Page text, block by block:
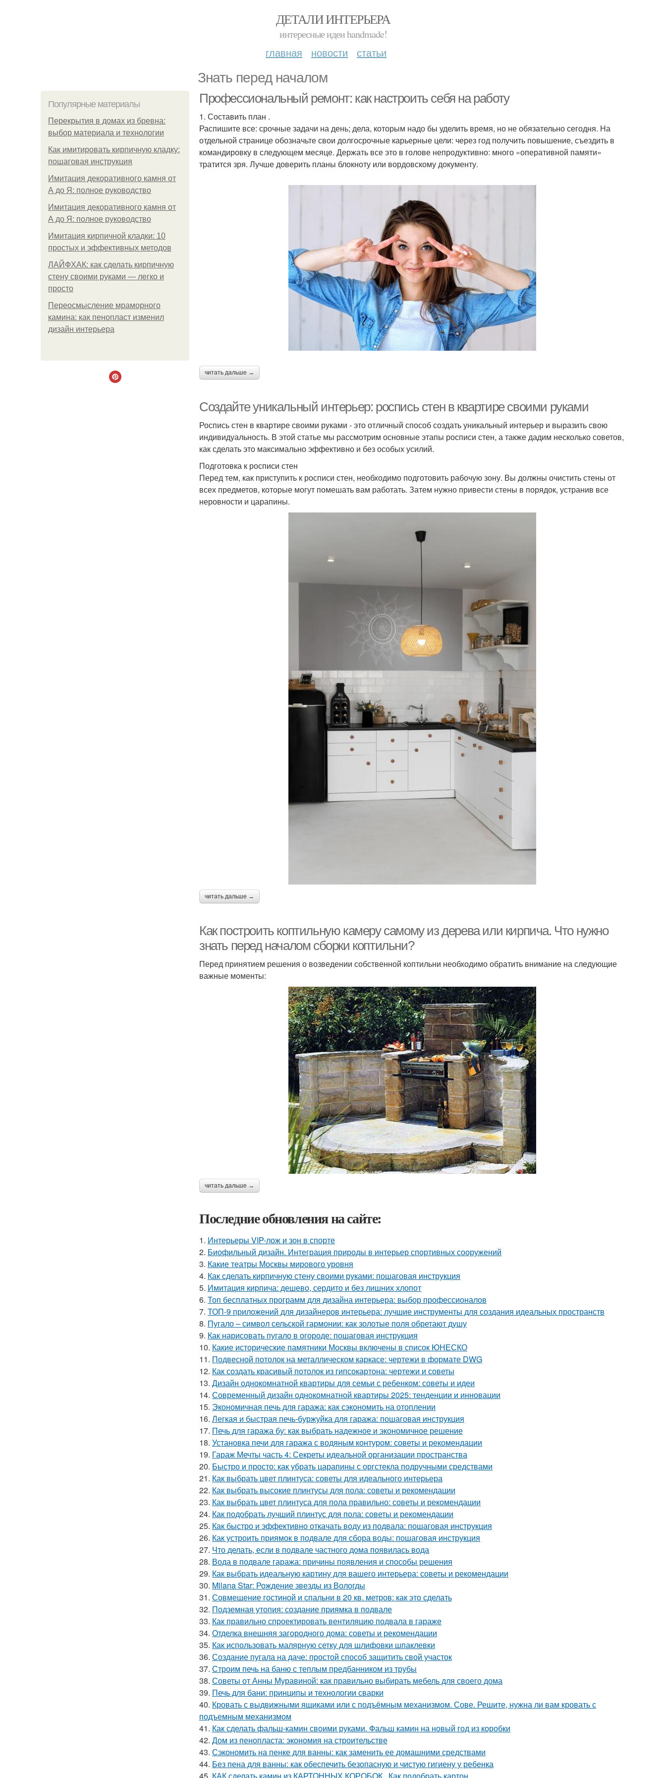
ДЕТАЛИ ИНТЕРЬЕРА
интересные идеи handmade!
главная новости статьи
Знать перед началом
Популярные материалы
Перекрытия в домах из бревна:
выбор материала и технологии
Как имитировать кирпичную кладку:
пошаговая инструкция
Имитация декоративного камня от
А до Я: полное руководство
Имитация декоративного камня от
А до Я: полное руководство
Имитация кирпичной кладки: 10
простых и эффективных методов
ЛАЙФХАК: как сделать кирпичную
стену своими руками — легко и
просто
Переосмысление мраморного
камина: как пенопласт изменил
дизайн интерьера
Профессиональный ремонт: как настроить себя на работу
1. Составить план .
Распишите все: срочные задачи на день; дела, которым надо бы уделить время, но не обязательно сегодня. На
отдельной странице обозначьте свои долгосрочные карьерные цели: через год получить повышение, съездить в
командировку в следующем месяце. Держать все это в голове непродуктивно: много «оперативной памяти»
тратится зря. Лучше доверить планы блокноту или вордовскому документу.
читать дальше →
Создайте уникальный интерьер: роспись стен в квартире своими руками
Роспись стен в квартире своими руками - это отличный способ создать уникальный интерьер и выразить свою
индивидуальность. В этой статье мы рассмотрим основные этапы росписи стен, а также дадим несколько советов,
как сделать это максимально эффективно и без особых усилий.
Подготовка к росписи стен
Перед тем, как приступить к росписи стен, необходимо подготовить рабочую зону. Вы должны очистить стены от
всех предметов, которые могут помешать вам работать. Затем нужно привести стены в порядок, устранив все
неровности и царапины.
читать дальше →
Как построить коптильную камеру самому из дерева или кирпича. Что нужно
знать перед началом сборки коптильни?
Перед принятием решения о возведении собственной коптильни необходимо обратить внимание на следующие
важные моменты:
читать дальше →
Последние обновления на сайте:
1. Интерьеры VIP-лож и зон в спорте
2. Биофильный дизайн. Интеграция природы в интерьер спортивных сооружений
3. Какие театры Москвы мирового уровня
4. Как сделать кирпичную стену своими руками: пошаговая инструкция
5. Имитация кирпича: дешево, сердито и без лишних хлопот
6. Топ бесплатных программ для дизайна интерьера: выбор профессионалов
7. ТОП-9 приложений для дизайнеров интерьера: лучшие инструменты для создания идеальных пространств
8. Пугало – символ сельской гармонии: как золотые поля обретают душу
9. Как нарисовать пугало в огороде: пошаговая инструкция
10. Какие исторические памятники Москвы включены в список ЮНЕСКО
11. Подвесной потолок на металлическом каркасе: чертежи в формате DWG
12. Как создать красивый потолок из гипсокартона: чертежи и советы
13. Дизайн однокомнатной квартиры для семьи с ребенком: советы и идеи
14. Современный дизайн однокомнатной квартиры 2025: тенденции и инновации
15. Экономичная печь для гаража: как сэкономить на отоплении
16. Легкая и быстрая печь-буржуйка для гаража: пошаговая инструкция
17. Печь для гаража бу: как выбрать надежное и экономичное решение
18. Установка печи для гаража с водяным контуром: советы и рекомендации
19. Гараж Мечты часть 4: Секреты идеальной организации пространства
20. Быстро и просто: как убрать царапины с оргстекла подручными средствами
21. Как выбрать цвет плинтуса: советы для идеального интерьера
22. Как выбрать высокие плинтусы для пола: советы и рекомендации
23. Как выбрать цвет плинтуса для пола правильно: советы и рекомендации
24. Как подобрать лучший плинтус для пола: советы и рекомендации
25. Как быстро и эффективно откачать воду из подвала: пошаговая инструкция
26. Как устроить приямок в подвале для сбора воды: пошаговая инструкция
27. Что делать, если в подвале частного дома появилась вода
28. Вода в подвале гаража: причины появления и способы решения
29. Как выбрать идеальную картину для вашего интерьера: советы и рекомендации
30. Milana Star: Рождение звезды из Вологды
31. Совмещение гостиной и спальни в 20 кв. метров: как это сделать
32. Подземная утопия: создание приямка в подвале
33. Как правильно спроектировать вентиляцию подвала в гараже
34. Отделка внешняя загородного дома: советы и рекомендации
35. Как использовать малярную сетку для шлифовки шпаклевки
36. Создание пугала на даче: простой способ защитить свой участок
37. Строим печь на баню с теплым предбанником из трубы
38. Советы от Анны Муравиной: как правильно выбирать мебель для своего дома
39. Печь для бани: принципы и технологии сварки
40. Кровать с выдвижными ящиками или с подъёмным механизмом. Сове. Решите, нужна ли вам кровать с
подъемным механизмом
41. Как сделать фальш-камин своими руками. Фальш камин на новый год из коробки
42. Дом из пенопласта: экономия на строительстве
43. Сэкономить на пенке для ванны: как заменить ее домашними средствами
44. Без пена для ванны: как обеспечить безопасную и чистую гигиену у ребенка